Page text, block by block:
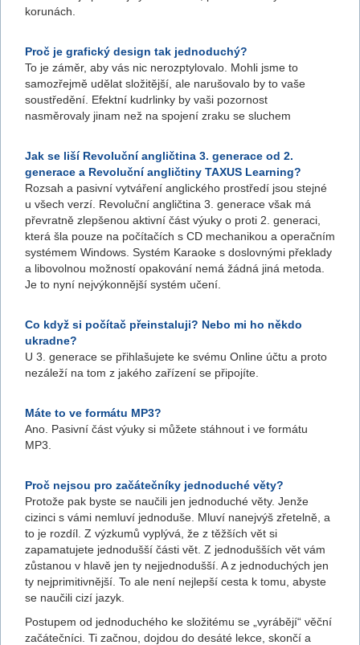
korunách.
Proč je grafický design tak jednoduchý?
To je záměr, aby vás nic nerozptylovalo. Mohli jsme to
samozřejmě udělat složitější, ale narušovalo by to vaše
soustředění. Efektní kudrlinky by vaši pozornost
nasměrovaly jinam než na spojení zraku se sluchem
Jak se liší Revoluční angličtina 3. generace od 2.
generace a Revoluční angličtiny TAXUS Learning?
Rozsah a pasivní vytváření anglického prostředí jsou stejné
u všech verzí. Revoluční angličtina 3. generace však má
převratně zlepšenou aktivní část výuky o proti 2. generaci,
která šla pouze na počítačích s CD mechanikou a operačním
systémem Windows. Systém Karaoke s doslovnými překlady
a libovolnou možností opakování nemá žádná jiná metoda.
Je to nyní nejvýkonnější systém učení.
Co když si počítač přeinstaluji? Nebo mi ho někdo
ukradne?
U 3. generace se přihlašujete ke svému Online účtu a proto
nezáleží na tom z jakého zařízení se připojíte.
Máte to ve formátu MP3?
Ano. Pasivní část výuky si můžete stáhnout i ve formátu
MP3.
Proč nejsou pro začátečníky jednoduché věty?
Protože pak byste se naučili jen jednoduché věty. Jenže
cizinci s vámi nemluví jednoduše. Mluví nanejvýš zřetelně, a
to je rozdíl. Z výzkumů vyplývá, že z těžších vět si
zapamatujete jednodušší části vět. Z jednodušších vět vám
zůstanou v hlavě jen ty nejjednodušší. A z jednoduchých jen
ty nejprimitivnější. To ale není nejlepší cesta k tomu, abyste
se naučili cizí jazyk.
Postupem od jednoduchého ke složitému se „vyrábějí“ věční
začátečníci. Ti začnou, dojdou do desáté lekce, skončí a